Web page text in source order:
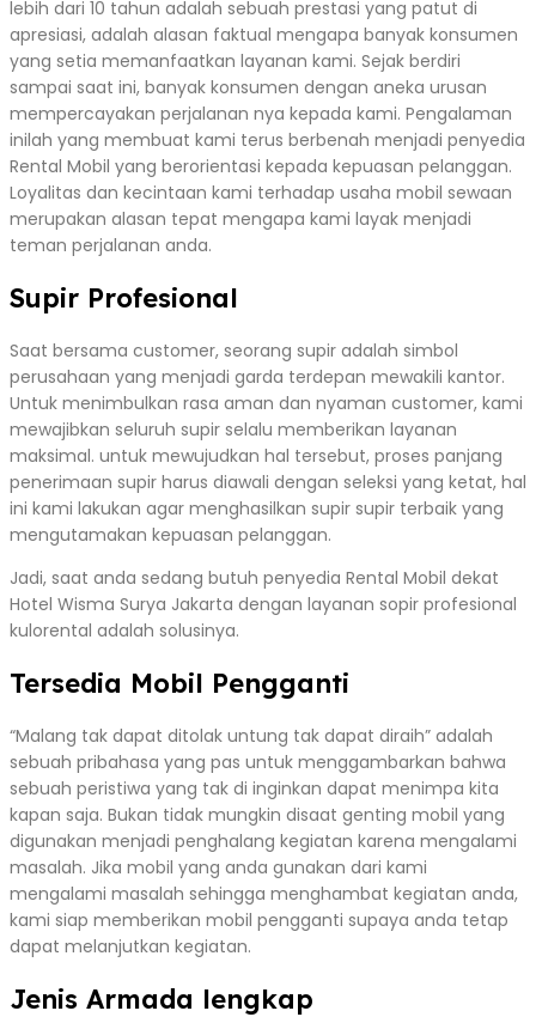
lebih dari 10 tahun adalah sebuah prestasi yang patut di
apresiasi, adalah alasan faktual mengapa banyak konsumen
yang setia memanfaatkan layanan kami. Sejak berdiri
sampai saat ini, banyak konsumen dengan aneka urusan
mempercayakan perjalanan nya kepada kami. Pengalaman
inilah yang membuat kami terus berbenah menjadi penyedia
Rental Mobil yang berorientasi kepada kepuasan pelanggan.
Loyalitas dan kecintaan kami terhadap usaha mobil sewaan
merupakan alasan tepat mengapa kami layak menjadi
teman perjalanan anda.
Supir Profesional
Saat bersama customer, seorang supir adalah simbol
perusahaan yang menjadi garda terdepan mewakili kantor.
Untuk menimbulkan rasa aman dan nyaman customer, kami
mewajibkan seluruh supir selalu memberikan layanan
maksimal. untuk mewujudkan hal tersebut, proses panjang
penerimaan supir harus diawali dengan seleksi yang ketat, hal
ini kami lakukan agar menghasilkan supir supir terbaik yang
mengutamakan kepuasan pelanggan.
Jadi, saat anda sedang butuh penyedia Rental Mobil dekat
Hotel Wisma Surya Jakarta dengan layanan sopir profesional
kulorental adalah solusinya.
Tersedia Mobil Pengganti
“Malang tak dapat ditolak untung tak dapat diraih” adalah
sebuah pribahasa yang pas untuk menggambarkan bahwa
sebuah peristiwa yang tak di inginkan dapat menimpa kita
kapan saja. Bukan tidak mungkin disaat genting mobil yang
digunakan menjadi penghalang kegiatan karena mengalami
masalah. Jika mobil yang anda gunakan dari kami
mengalami masalah sehingga menghambat kegiatan anda,
kami siap memberikan mobil pengganti supaya anda tetap
dapat melanjutkan kegiatan.
Jenis Armada lengkap